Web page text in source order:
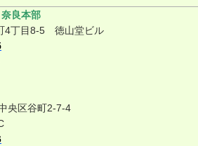
良本部
4丁目8-5 徳山堂ビル
央区谷町2-7-4